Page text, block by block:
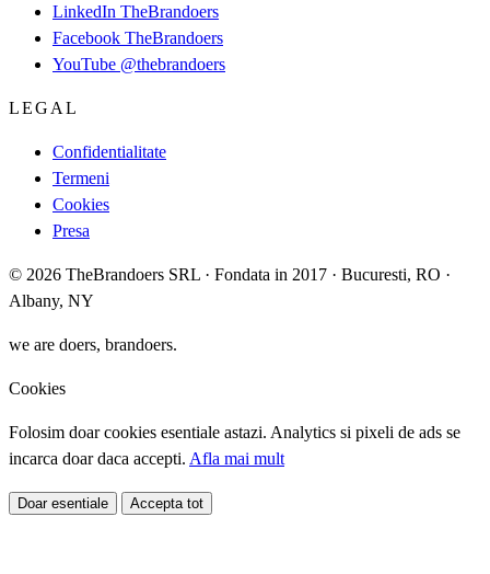
LinkedIn TheBrandoers
Facebook TheBrandoers
YouTube @thebrandoers
LEGAL
Confidentialitate
Termeni
Cookies
Presa
© 2026 TheBrandoers SRL · Fondata in 2017 · Bucuresti, RO ·
Albany, NY
we are doers, brandoers.
Cookies
Folosim doar cookies esentiale astazi. Analytics si pixeli de ads se
incarca doar daca accepti. Afla mai mult
Doar esentiale Accepta tot